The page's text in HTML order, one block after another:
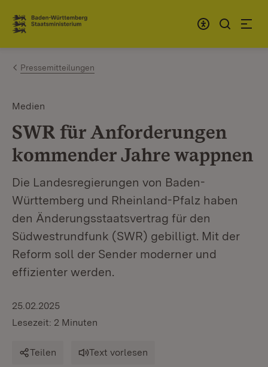
Zum Inhalt springen
Link zur Startseite
Pressemitteilungen
Medien
SWR für Anforderungen
kommender Jahre wappnen
Die Landesregierungen von Baden-
Württemberg und Rheinland-Pfalz haben
den Änderungsstaatsvertrag für den
Südwestrundfunk (SWR) gebilligt. Mit der
Reform soll der Sender moderner und
effizienter werden.
25.02.2025
Lesezeit: 2 Minuten
Teilen Text vorlesen